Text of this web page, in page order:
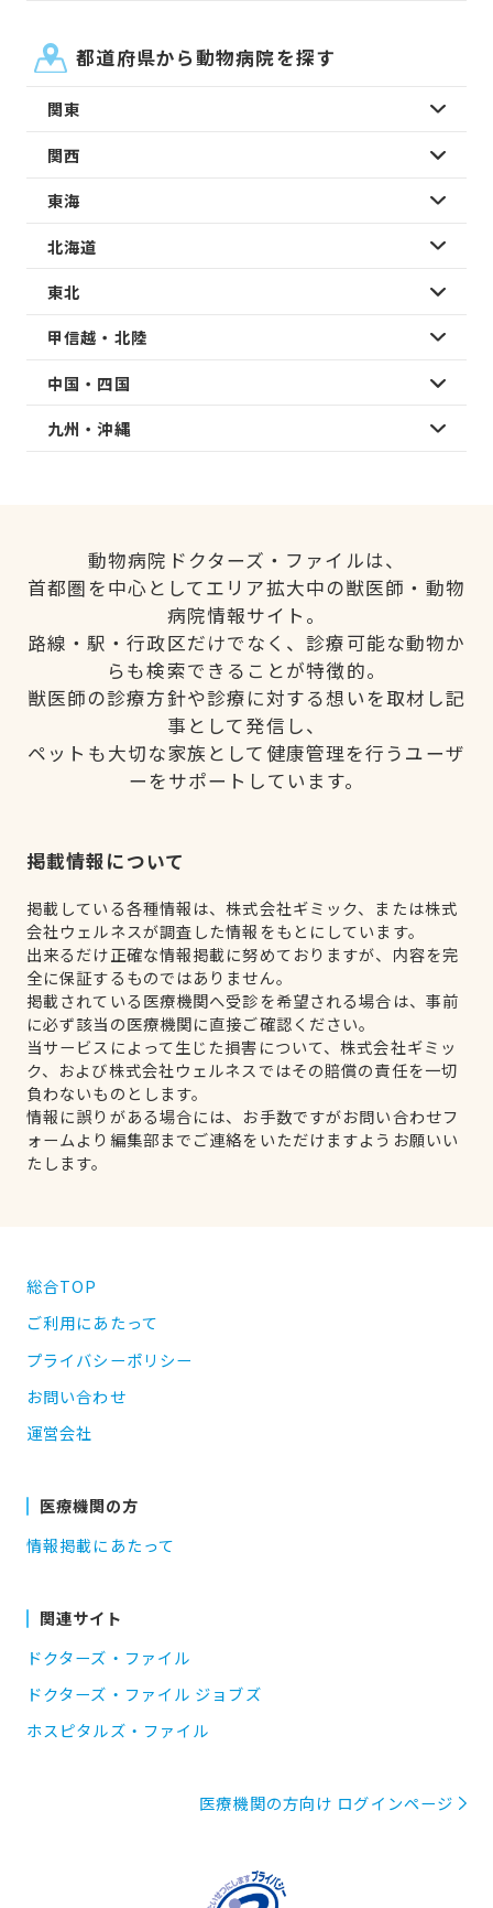
都道府県から動物病院を探す
関東
関西
東海
北海道
東北
甲信越・北陸
中国・四国
九州・沖縄
動物病院ドクターズ・ファイルは、
首都圏を中心としてエリア拡大中の獣医師・動物
病院情報サイト。
路線・駅・行政区だけでなく、診療可能な動物か
らも検索できることが特徴的。
獣医師の診療方針や診療に対する想いを取材し記
事として発信し、
ペットも大切な家族として健康管理を行うユーザ
ーをサポートしています。
掲載情報について
掲載している各種情報は、株式会社ギミック、または株式
会社ウェルネスが調査した情報をもとにしています。
出来るだけ正確な情報掲載に努めておりますが、内容を完
全に保証するものではありません。
掲載されている医療機関へ受診を希望される場合は、事前
に必ず該当の医療機関に直接ご確認ください。
当サービスによって生じた損害について、株式会社ギミッ
ク、および株式会社ウェルネスではその賠償の責任を一切
負わないものとします。
情報に誤りがある場合には、お手数ですがお問い合わせフ
ォームより編集部までご連絡をいただけますようお願いい
たします。
総合TOP
ご利用にあたって
プライバシーポリシー
お問い合わせ
運営会社
医療機関の方
情報掲載にあたって
関連サイト
ドクターズ・ファイル
ドクターズ・ファイル ジョブズ
ホスピタルズ・ファイル
医療機関の方向け ログインページ